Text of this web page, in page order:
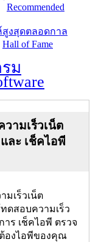
Recommended
สูงสุดตลอดกาล
Hall of Fame
ม
วามเร็วเน็ต
และ เช็คไอพี
มเร็วเน็ต
ทดสอบความเร็ว
าร เช็คไอพี ตรวจ
องไอพีของคุณ